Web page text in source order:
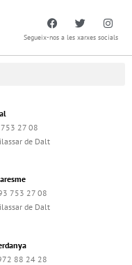
Segueix-nos a les xarxes socials
27 08
de Dalt
753 27 08
de Dalt
88 24 28